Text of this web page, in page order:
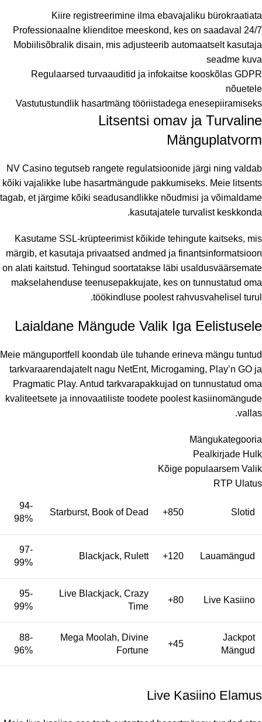
Kiire registreerimine ilma ebavajaliku bürokraatiata
Professionaalne klienditoe meeskond, kes on saadaval 24/7
Mobiilisõbralik disain, mis adjusteerib automaatselt kasutaja
seadme kuva
Regulaarsed turvaauditid ja infokaitse kooskõlas GDPR
nõuetele
Vastutustundlik hasartmäng tööriistadega enesepiiramiseks
Litsentsi omav ja Turvaline
Mänguplatvorm
NV Casino tegutseb rangete regulatsioonide järgi ning valdab
kõiki vajalikke lube hasartmängude pakkumiseks. Meie litsents
tagab, et järgime kõiki seadusandlikke nõudmisi ja võimaldame
kasutajatele turvalist keskkonda.
Kasutame SSL-krüpteerimist kõikide tehingute kaitseks, mis
märgib, et kasutaja privaatsed andmed ja finantsinformatsioon
on alati kaitstud. Tehingud soortatakse läbi usaldusväärsemate
makselahenduse teenusepakkujate, kes on tunnustatud oma
töökindluse poolest rahvusvahelisel turul.
Laialdane Mängude Valik Iga Eelistusele
Meie mänguportfell koondab üle tuhande erineva mängu tuntud
tarkvaraarendajatelt nagu NetEnt, Microgaming, Play’n GO ja
Pragmatic Play. Antud tarkvarapakkujad on tunnustatud oma
kvaliteetsete ja innovaatiliste toodete poolest kasiinomängude
vallas.
Mängukategooria
Pealkirjade Hulk
Kõige populaarsem Valik
RTP Ulatus
Slotid
850+
Starburst, Book of Dead
94-
98%
Lauamängud
120+
Blackjack, Rulett
97-
99%
Live Kasiino
80+
Live Blackjack, Crazy
Time
95-
99%
Jackpot
Mängud
45+
Mega Moolah, Divine
Fortune
88-
96%
Live Kasiino Elamus